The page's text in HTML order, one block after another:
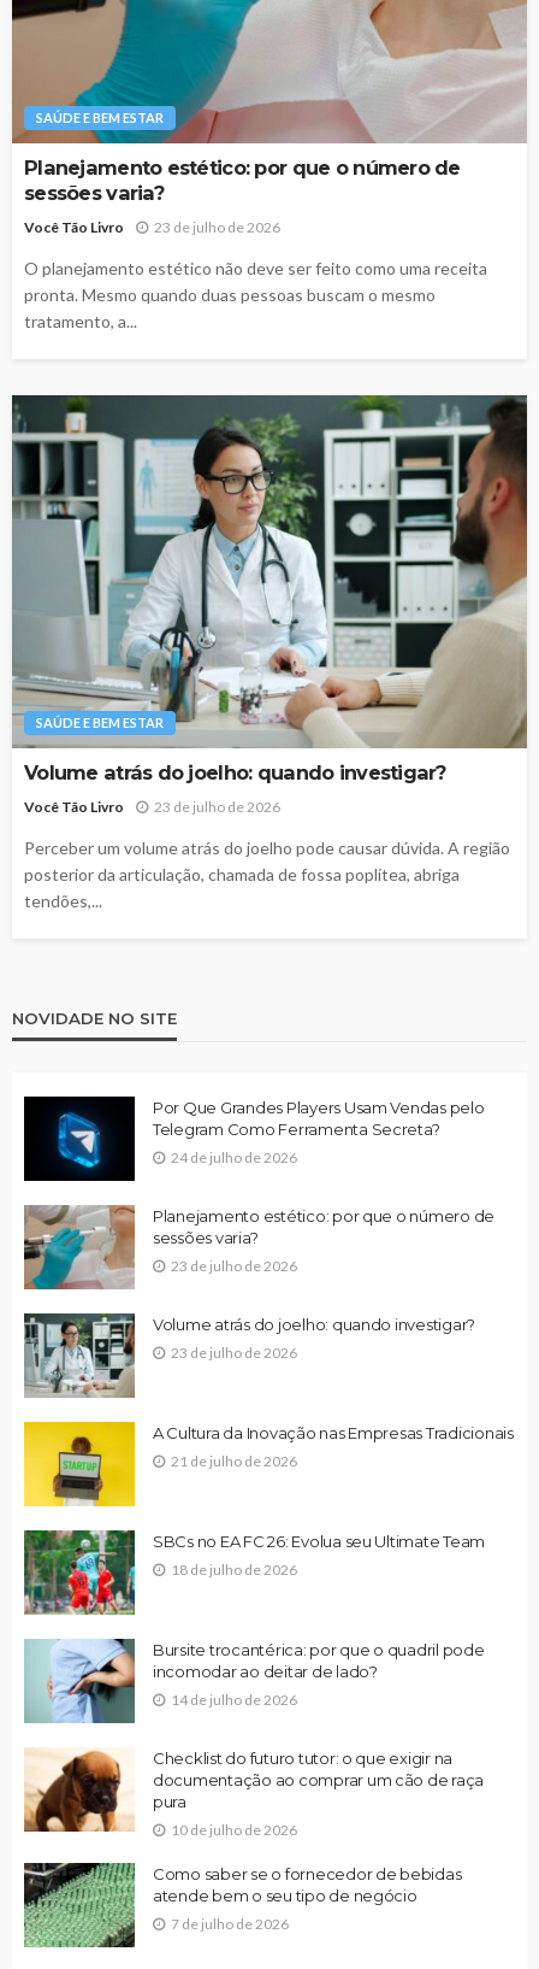
SAÚDE E BEM ESTAR
Planejamento estético: por que o número de
sessões varia?
Você Tão Livro 23 de julho de 2026
O planejamento estético não deve ser feito como uma receita
pronta. Mesmo quando duas pessoas buscam o mesmo
tratamento, a...
SAÚDE E BEM ESTAR
Volume atrás do joelho: quando investigar?
Você Tão Livro 23 de julho de 2026
Perceber um volume atrás do joelho pode causar dúvida. A região
posterior da articulação, chamada de fossa poplítea, abriga
tendões,...
NOVIDADE NO SITE
Por Que Grandes Players Usam Vendas pelo
Telegram Como Ferramenta Secreta?
24 de julho de 2026
Planejamento estético: por que o número de
sessões varia?
23 de julho de 2026
Volume atrás do joelho: quando investigar?
23 de julho de 2026
A Cultura da Inovação nas Empresas Tradicionais
21 de julho de 2026
SBCs no EA FC 26: Evolua seu Ultimate Team
18 de julho de 2026
Bursite trocantérica: por que o quadril pode
incomodar ao deitar de lado?
14 de julho de 2026
Checklist do futuro tutor: o que exigir na
documentação ao comprar um cão de raça
pura
10 de julho de 2026
Como saber se o fornecedor de bebidas
atende bem o seu tipo de negócio
7 de julho de 2026